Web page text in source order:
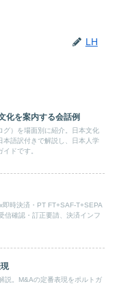
LH
化を案内する会話例
グ）を場面別に紹介。日本文化
本語訳付きで解説し、日本人学
ドです。
時決済・PT FT+SAF-T+SEPA
信確認・訂正要請、決済インフ
説。M&Aの定番表現をポルトガ